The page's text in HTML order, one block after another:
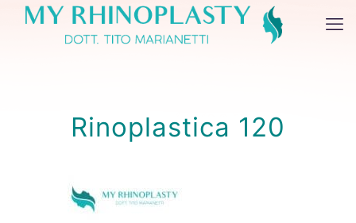
Rinoplastica 120